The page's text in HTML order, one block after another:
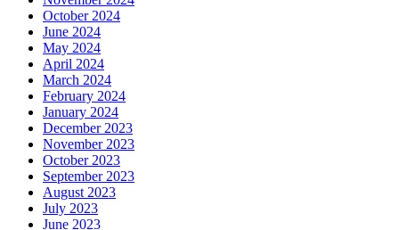
October 2024
June 2024
May 2024
April 2024
March 2024
February 2024
January 2024
December 2023
November 2023
October 2023
September 2023
August 2023
July 2023
June 2023